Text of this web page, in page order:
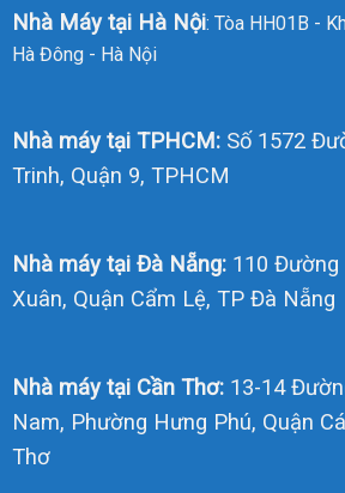
Nhà Máy tại Hà Nội: Tòa HH01B -
Hà Đông - Hà Nội
Nhà máy tại TPHCM:Số 1572
Trinh, Quận 9, TPHCM
Nhà máy tại Đà Nẵng:110 Đường
Xuân, Quận Cẩm Lệ, TP Đà Nẵng
Nhà máy tại Cần Thơ:13-14
Nam, Phường Hưng Phú, Quận
Thơ